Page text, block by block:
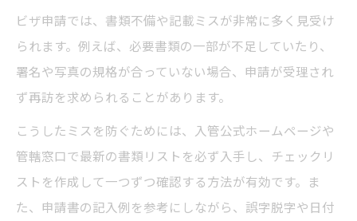
予約なしで申請する場合のリスク検証
ビザ申請でミスを防ぐための事前準備法
ビザ申請前に確認すべき書類と必要事項
東京都でミスなくビザ申請するための準備
術
申請書類の記入ミスを防ぐチェックリスト
ビザ申請準備で見落としがちな注意点とは
東京都のビザ申請事前確認ポイントまとめ
ビザ申請では、書類不備や記載ミスが非常に多く見受け
られます。例えば、必要書類の一部が不足していたり、
署名や写真の規格が合っていない場合、申請が受理され
ず再訪を求められることがあります。
こうしたミスを防ぐためには、入管公式ホームページや
管轄窓口で最新の書類リストを必ず入手し、チェックリ
ストを作成して一つずつ確認する方法が有効です。ま
た、申請書の記入例を参考にしながら、誤字脱字や日付